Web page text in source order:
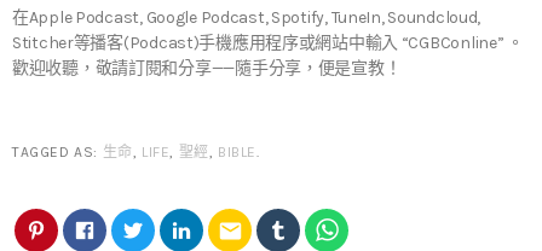
在Apple Podcast, Google Podcast, Spotify, TuneIn, Soundcloud,
Stitcher等播客(Podcast)手機應用程序或網站中輸入 “CGBConline” 。
歡迎收聽，敬請訂閱和分享——隨手分享，便是宣教！
TAGGED AS: 生命, LIFE, 聖經, BIBLE.
email